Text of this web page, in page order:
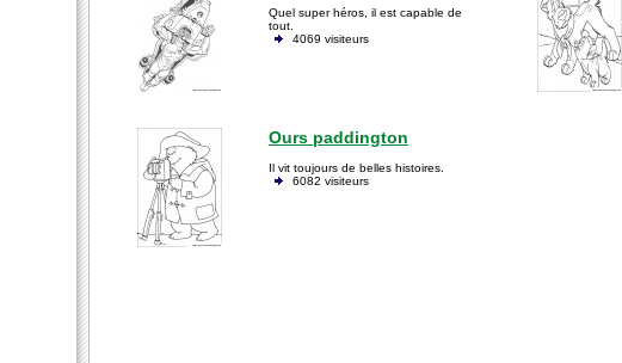
Quel super héros, il est capable de
tout.
4069 visiteurs
Ours paddington
Il vit toujours de belles histoires.
6082 visiteurs